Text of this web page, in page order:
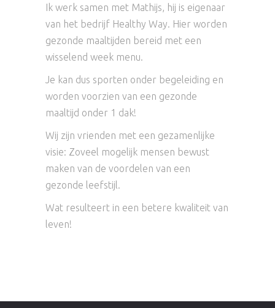
Ik werk samen met Mathijs, hij is eigenaar
van het bedrijf Healthy Way. Hier worden
gezonde maaltijden bereid met een
wisselend week menu.
Je kan dus sporten onder begeleiding en
worden voorzien van een gezonde
maaltijd onder 1 dak!
Wij zijn vrienden met een gezamenlijke
visie: Zoveel mogelijk mensen bewust
maken van de voordelen van een
gezonde leefstijl.
Wat resulteert in een betere kwaliteit van
leven!